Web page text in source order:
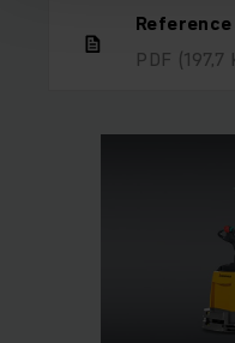
PDF (197,7